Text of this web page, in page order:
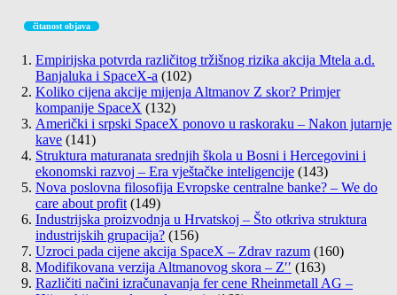
čitanost objava
Empirijska potvrda različitog tržišnog rizika akcija Mtela a.d.
Banjaluka i SpaceX-a (102)
Koliko cijena akcije mijenja Altmanov Z skor? Primjer
kompanije SpaceX (132)
Američki i srpski SpaceX ponovo u raskoraku – Nakon jutarnje
kave (141)
Struktura maturanata srednjih škola u Bosni i Hercegovini i
ekonomski razvoj – Era vještačke inteligencije (143)
Nova poslovna filosofija Evropske centralne banke? – We do
care about profit (149)
Industrijska proizvodnja u Hrvatskoj – Što otkriva struktura
industrijskih grupacija? (156)
Uzroci pada cijene akcija SpaceX – Zdrav razum (160)
Modifikovana verzija Altmanovog skora – Z′′ (163)
Različiti načini izračunavanja fer cene Rheinmetall AG –